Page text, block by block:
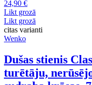
24,90 €
Likt grozā
Likt grozā
citas varianti
Wenko
Dušas stienis
turētāju,